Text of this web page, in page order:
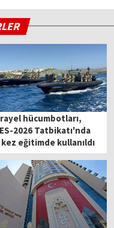
hücumbotları,
2026 Tatbikatı'nda
eğitimde kullanıldı